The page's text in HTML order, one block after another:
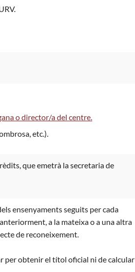
o director/a del centre.
etc.).
que emetrà la secretaria de
ensenyaments seguits per cada
a la mateixa o a una altra
de reconeixement.
per obtenir el títol oficial ni de calcular